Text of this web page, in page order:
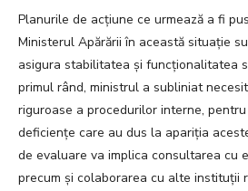
Planurile de acțiune ce urmează a fi
Ministerul Apărării în această situație
asigura stabilitatea și funcționalitatea
primul rând, ministrul a subliniat
riguroase a procedurilor interne,
deficiențe care au dus la apariția
de evaluare va implica consultarea cu
precum și colaborarea cu alte instituții